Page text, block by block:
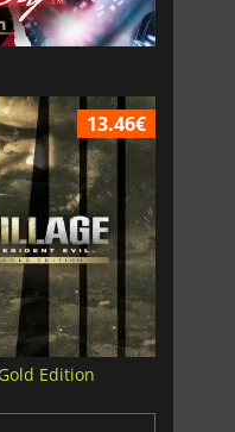
13.46€
Edition